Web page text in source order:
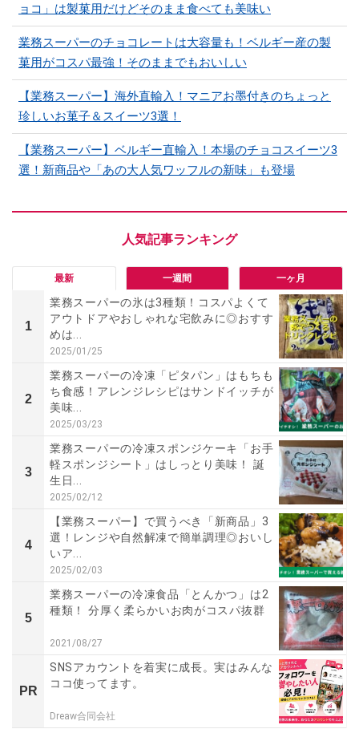
ョコ」は製菓用だけどそのまま食べても美味い
業務スーパーのチョコレートは大容量も！ベルギー産の製
菓用がコスパ最強！そのままでもおいしい
【業務スーパー】海外直輸入！マニアお墨付きのちょっと
珍しいお菓子＆スイーツ3選！
【業務スーパー】ベルギー直輸入！本場のチョコスイーツ3
選！新商品や「あの大人気ワッフルの新味」も登場
最新 一週間 一ヶ月
1
業務スーパーの氷は3種類！コスパよくて
アウトドアやおしゃれな宅飲みに◎おすす
めは...
2025/01/25
2
業務スーパーの冷凍「ピタパン」はもちも
ち食感！アレンジレシピはサンドイッチが
美味...
2025/03/23
3
業務スーパーの冷凍スポンジケーキ「お手
軽スポンジシート」はしっとり美味！ 誕
生日...
2025/02/12
4
【業務スーパー】で買うべき「新商品」3
選！レンジや自然解凍で簡単調理◎おいし
いア...
2025/02/03
5
業務スーパーの冷凍食品「とんかつ」は2
種類！ 分厚く柔らかいお肉がコスパ抜群
2021/08/27
PR
SNSアカウントを着実に成長。実はみんな
ココ使ってます。
Dreaw合同会社